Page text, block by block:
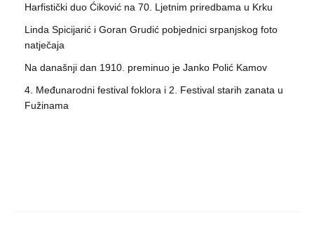
Harfistički duo Ćiković na 70. Ljetnim priredbama u Krku
Linda Spicijarić i Goran Grudić pobjednici srpanjskog foto
natječaja
Na današnji dan 1910. preminuo je Janko Polić Kamov
4. Međunarodni festival foklora i 2. Festival starih zanata u
Fužinama